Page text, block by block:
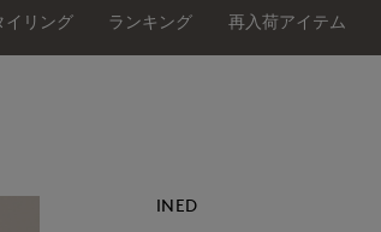
イリング ランキング 再入荷アイテム
INED